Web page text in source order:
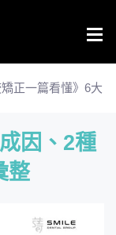
正一篇看懂》6大
因、2種
整